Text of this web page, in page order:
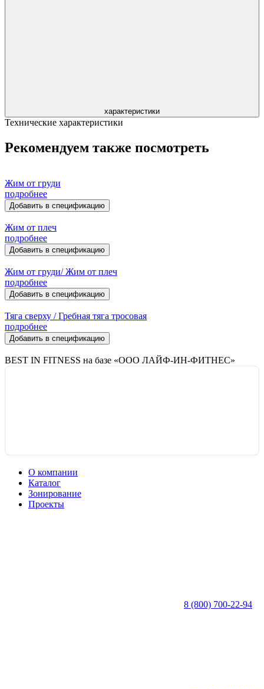
характеристики
Технические характеристики
Рекомендуем также посмотреть
Жим от груди
подробнее
Добавить в спецификацию
Жим от плеч
подробнее
Добавить в спецификацию
Жим от груди/ Жим от плеч
подробнее
Добавить в спецификацию
Тяга сверху / Гребная тяга тросовая
подробнее
Добавить в спецификацию
BEST IN FITNESS на базе «ООО ЛАЙФ-ИН-ФИТНЕС»
О компании
Каталог
Зонирование
Проекты
8 (800) 700-22-94